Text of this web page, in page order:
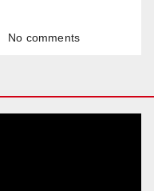
No comments